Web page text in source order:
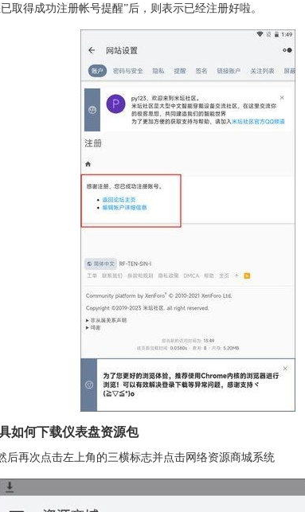
取得成功注册帐号提醒”后，则表示已经注册好啦。
如何下载仪表盘资源包
后再次点击左上角的三横标志并点击网络资源商城系统